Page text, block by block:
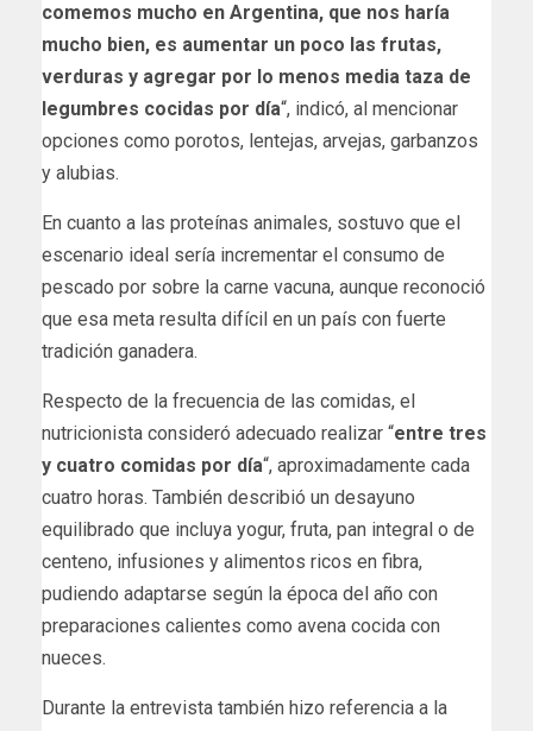
comemos mucho en Argentina, que nos haría
mucho bien, es aumentar un poco las frutas,
verduras y agregar por lo menos media taza de
legumbres cocidas por día“, indicó, al mencionar
opciones como porotos, lentejas, arvejas, garbanzos
y alubias.
En cuanto a las proteínas animales, sostuvo que el
escenario ideal sería incrementar el consumo de
pescado por sobre la carne vacuna, aunque reconoció
que esa meta resulta difícil en un país con fuerte
tradición ganadera.
Respecto de la frecuencia de las comidas, el
nutricionista consideró adecuado realizar “entre tres
y cuatro comidas por día“, aproximadamente cada
cuatro horas. También describió un desayuno
equilibrado que incluya yogur, fruta, pan integral o de
centeno, infusiones y alimentos ricos en fibra,
pudiendo adaptarse según la época del año con
preparaciones calientes como avena cocida con
nueces.
Durante la entrevista también hizo referencia a la